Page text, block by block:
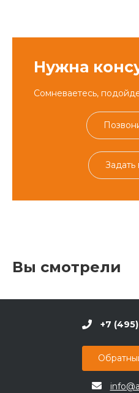
Нужна
Сомневаетесь,
Задать
Вы смотрели
+7